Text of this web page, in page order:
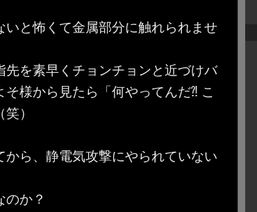
いと怖くて金属部分に触れられませ
先を素早くチョンチョンと近づけバ
様から見たら「何やってんだ⁈ こ
）
から、静電気攻撃にやられていない
のか？